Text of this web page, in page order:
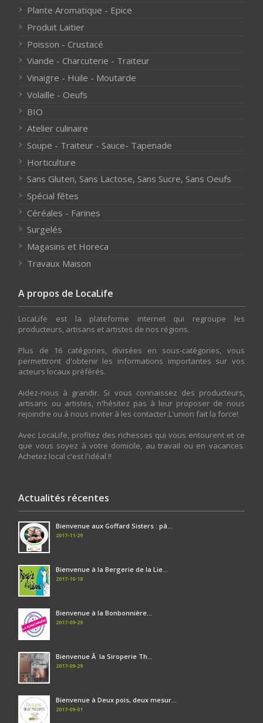
Plante Aromatique - Epice
Produit Laitier
Poisson - Crustacé
Viande - Charcuterie - Traiteur
Vinaigre - Huile - Moutarde
Volaille - Oeufs
BIO
Atelier culinaire
Soupe - Traiteur - Sauce- Tapenade
Horticulture
Sans Gluten, Sans Lactose, Sans Sucre, Sans Oeufs
Spécial fêtes
Céréales - Farines
Surgelés
Magasins et Horeca
Travaux Maison
A propos de LocaLife
LocaLife est la plateforme internet qui regroupe les
producteurs, artisans et artistes de nos régions.
Plus de 16 catégories, divisées en sous-catégories, vous
permettront d'obtenir les informations importantes sur vos
acteurs locaux préférés.
Aidez-nous à grandir. Si vous connaissez des producteurs,
artisans ou artistes, n'hésitez pas à leur proposer de nous
rejoindre ou à nous inviter à les contacter.L'union fait la force!
Avec LocaLife, profitez des richesses qui vous entourent et ce
que vous soyez à votre domicile, au travail ou en vacances.
Achetez local c'est l'idéal !!
Actualités récentes
Bienvenue aux Goffard Sisters : pâ...
2017-11-29
Bienvenue à la Bergerie de la Lie...
2017-10-18
Bienvenue à la Bonbonnière...
2017-09-29
Bienvenue Ã la Siroperie Th...
2017-09-29
Bienvenue à Deux pois, deux mesur...
2017-09-01